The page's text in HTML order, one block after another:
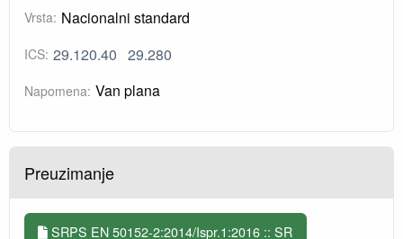
Vrsta: Nacionalni standard
ICS: 29.120.40 29.280
Napomena: Van plana
Preuzimanje
SRPS EN 50152-2:2014/Ispr.1:2016 :: SR